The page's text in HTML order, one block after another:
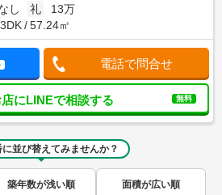
し 礼
13万
3DK 57.24㎡
電話で問合せ
店にLINEで相談する 無料
に並び替えてみませんか？
築年数が浅い順 面積が広い順